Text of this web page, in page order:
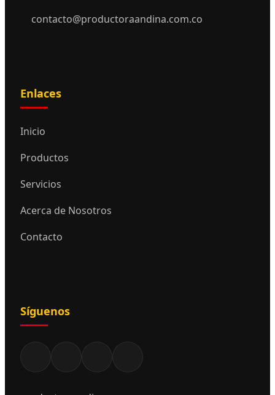
contacto@productoraandina.com.co
Enlaces
Inicio
Productos
Servicios
Acerca de Nosotros
Contacto
Síguenos